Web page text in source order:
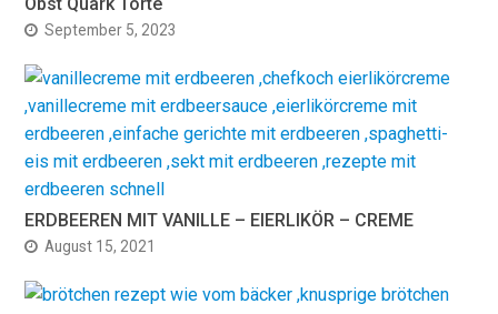
September 5, 2023
ERDBEEREN MIT VANILLE – EIERLIKÖR – CREME
August 15, 2021